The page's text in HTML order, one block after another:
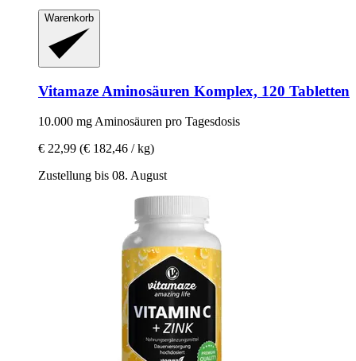
Warenkorb
Vitamaze Aminosäuren Komplex, 120 Tabletten
10.000 mg Aminosäuren pro Tagesdosis
€ 22,99 (€ 182,46 / kg)
Zustellung bis 08. August